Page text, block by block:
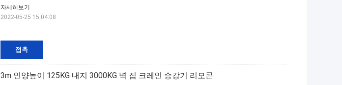
접촉
자세히보기
2022-05-25 15:04:08
3m 인양높이 125KG 내지 3000KG 벽 집 크레인 승강기 리모콘